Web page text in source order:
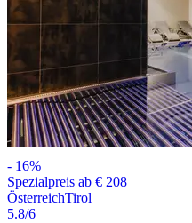
- 16%
Spezialpreis ab € 208
ÖsterreichTirol
5.8/6